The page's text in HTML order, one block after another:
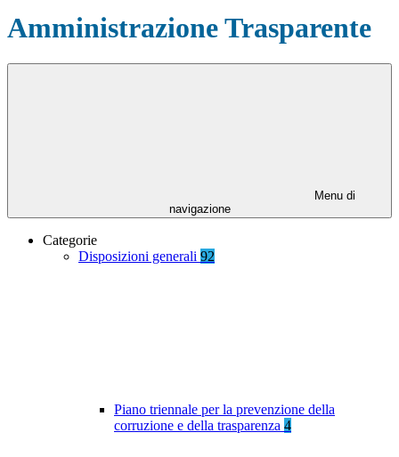
Amministrazione Trasparente
Menu di
navigazione
Categorie
Disposizioni generali 92
Piano triennale per la prevenzione della
corruzione e della trasparenza 4